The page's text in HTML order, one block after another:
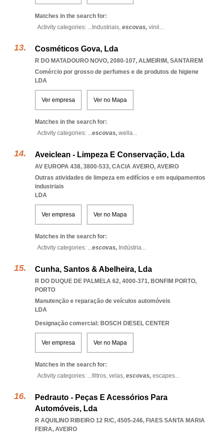
Matches in the search for:
Activity categories: ... Industriais, escovas, vinil ...
Cosméticos Gova, Lda
R DO MATADOURO NOVO, 2080-107, ALMEIRIM, SANTAREM
Comércio por grosso de perfumes e de produtos de higiene
LDA
Ver empresa Ver no Mapa
Matches in the search for:
Activity categories: ...escovas, wella...
Aveiclean - Limpeza E Conservação, Lda
AV EUROPA 438, 3800-533, CACIA AVEIRO, AVEIRO
Outras atividades de limpeza em edifícios e em equipamentos
industriais
LDA
Ver empresa Ver no Mapa
Matches in the search for:
Activity categories: ...escovas, Indústria...
Cunha, Santos & Abelheira, Lda
R DO DUQUE DE PALMELA 62, 4000-371, BONFIM PORTO,
PORTO
Manutenção e reparação de veículos automóveis
LDA
Designação comercial: BOSCH DIESEL CENTER
Ver empresa Ver no Mapa
Matches in the search for:
Activity categories: ...filtros, velas, escovas, escapes...
Pedrauto - Peças E Acessórios Para
Automóveis, Lda
R AQUILINO RIBEIRO 12 R/C, 4505-246, FIAES SANTA MARIA
FEIRA, AVEIRO